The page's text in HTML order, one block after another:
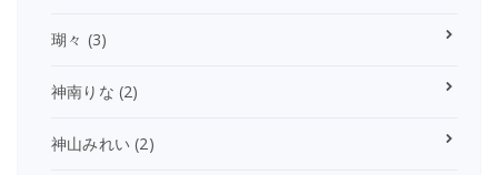
瑚々 (3)
神南りな (2)
神山みれい (2)